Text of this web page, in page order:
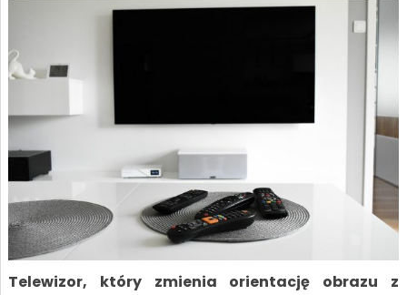
Telewizor, który zmienia orientację obrazu z